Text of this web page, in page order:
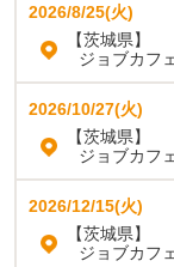
2026/8/25(火)
【茨城県】
ジョブカフ
2026/10/27(火)
【茨城県】
ジョブカフ
2026/12/15(火)
【茨城県】
ジョブカフ